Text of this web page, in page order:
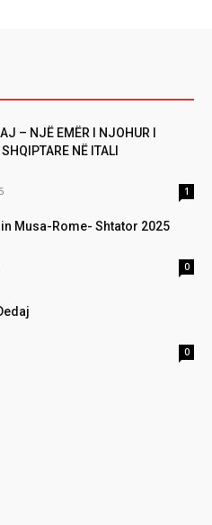
– NJË EMËR I NJOHUR I
NË ITALI
1
Musa-Rome- Shtator 2025
0
0